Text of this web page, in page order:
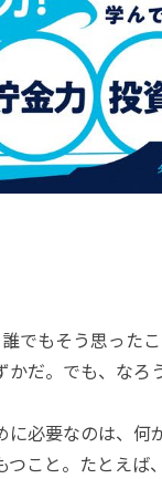
でもそう思った
だ。でも、なろ
必要なのは、何
つこと。たとえば